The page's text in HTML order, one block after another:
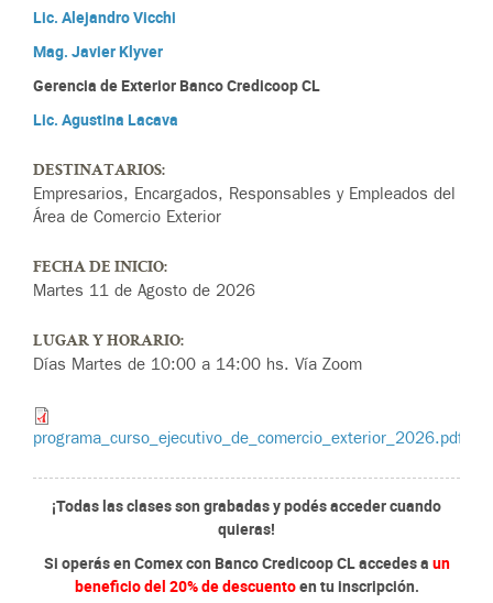
Lic. Alejandro Vicchi
Mag. Javier Klyver
Gerencia de Exterior Banco Credicoop CL
Lic. Agustina Lacava
DESTINATARIOS:
Empresarios, Encargados, Responsables y Empleados del
Área de Comercio Exterior
FECHA DE INICIO:
Martes 11 de Agosto de 2026
LUGAR Y HORARIO:
Días Martes de 10:00 a 14:00 hs. Vía Zoom
programa_curso_ejecutivo_de_comercio_exterior_2026.pdf
¡Todas las clases son grabadas y podés acceder cuando
quieras!
Si operás en Comex con Banco Credicoop CL accedes a un
beneficio del 20% de descuentoen tu inscripción.